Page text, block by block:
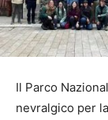
Il Parco
nevralgico per